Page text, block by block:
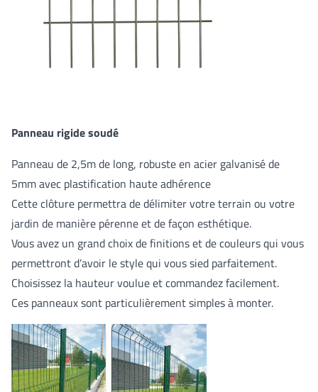
Panneau rigide soudé
Panneau de 2,5m de long, robuste en acier galvanisé de
5mm avec plastification haute adhérence
Cette clôture permettra de délimiter votre terrain ou votre
jardin de manière pérenne et de façon esthétique.
Vous avez un grand choix de finitions et de couleurs qui vous
permettront d’avoir le style qui vous sied parfaitement.
Choisissez la hauteur voulue et commandez facilement.
Ces panneaux sont particulièrement simples à monter.